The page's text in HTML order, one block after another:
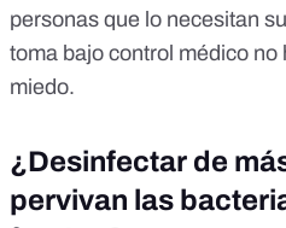
personas que lo necesitan
toma bajo control médico
miedo.
¿Desinfectar de
pervivan las